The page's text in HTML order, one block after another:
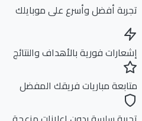
أفضل وأسرع على موبايلك
فورية بالأهداف والنتائج
مباريات فريقك المفضل